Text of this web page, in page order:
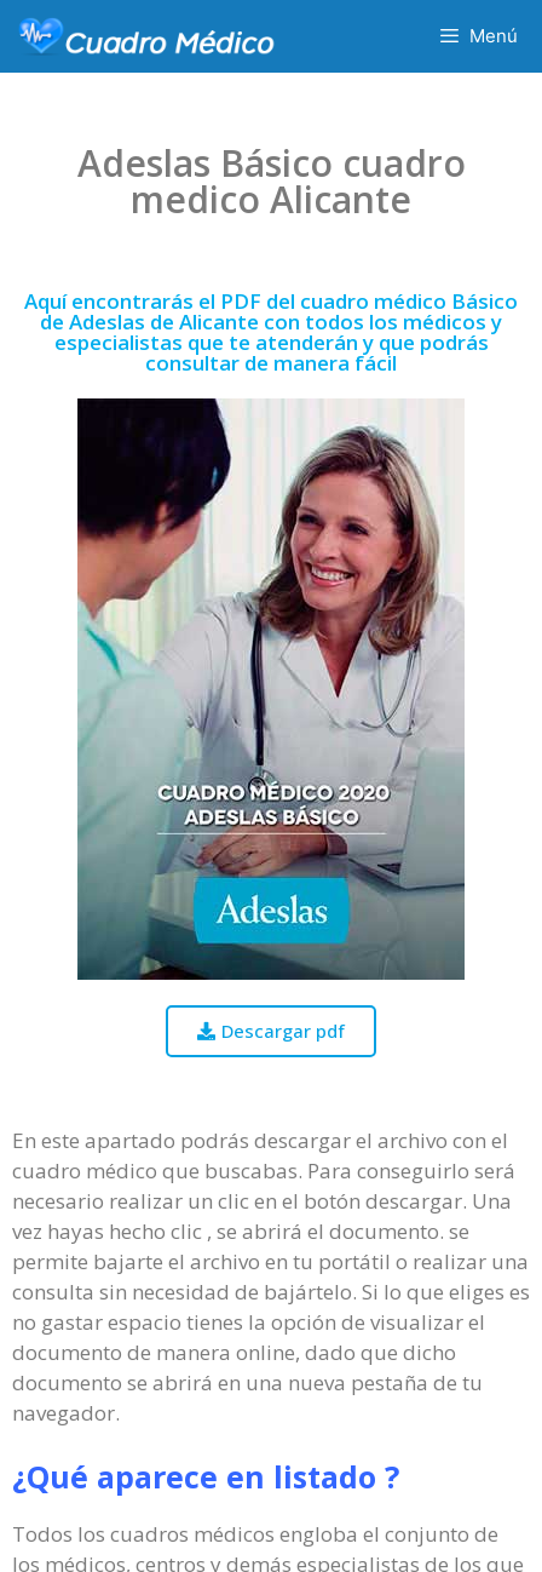
Menú
Adeslas Básico cuadro
medico Alicante
Aquí encontrarás el PDF del cuadro médico Básico
de Adeslas de Alicante con todos los médicos y
especialistas que te atenderán y que podrás
consultar de manera fácil
Descargar pdf
En este apartado podrás descargar el archivo con el
cuadro médico que buscabas. Para conseguirlo será
necesario realizar un clic en el botón descargar. Una
vez hayas hecho clic , se abrirá el documento. se
permite bajarte el archivo en tu portátil o realizar una
consulta sin necesidad de bajártelo. Si lo que eliges es
no gastar espacio tienes la opción de visualizar el
documento de manera online, dado que dicho
documento se abrirá en una nueva pestaña de tu
navegador.
¿Qué aparece en listado ?
Todos los cuadros médicos engloba el conjunto de
los médicos, centros y demás especialistas de los que